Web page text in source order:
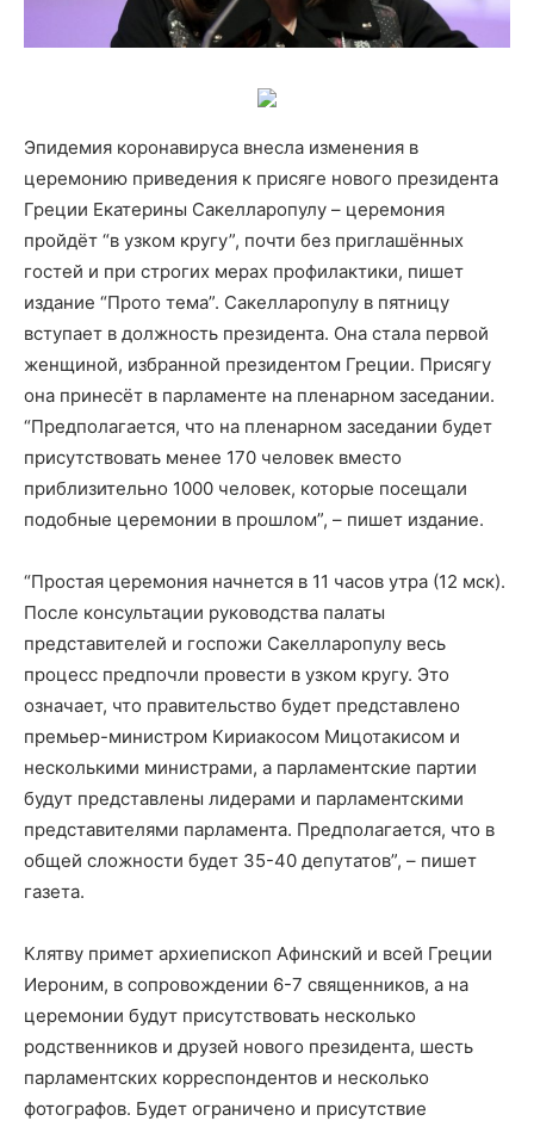
Эпидемия коронавируса внесла изменения в
церемонию приведения к присяге нового президента
Греции Екатерины Сакелларопулу – церемония
пройдёт “в узком кругу”, почти без приглашённых
гостей и при строгих мерах профилактики, пишет
издание “Прото тема”. Сакелларопулу в пятницу
вступает в должность президента. Она стала первой
женщиной, избранной президентом Греции. Присягу
она принесёт в парламенте на пленарном заседании.
“Предполагается, что на пленарном заседании будет
присутствовать менее 170 человек вместо
приблизительно 1000 человек, которые посещали
подобные церемонии в прошлом”, – пишет издание.
“Простая церемония начнется в 11 часов утра (12 мск).
После консультации руководства палаты
представителей и госпожи Сакелларопулу весь
процесс предпочли провести в узком кругу. Это
означает, что правительство будет представлено
премьер-министром Кириакосом Мицотакисом и
несколькими министрами, а парламентские партии
будут представлены лидерами и парламентскими
представителями парламента. Предполагается, что в
общей сложности будет 35-40 депутатов”, – пишет
газета.
Клятву примет архиепископ Афинский и всей Греции
Иероним, в сопровождении 6-7 священников, а на
церемонии будут присутствовать несколько
родственников и друзей нового президента, шесть
парламентских корреспондентов и несколько
фотографов. Будет ограничено и присутствие